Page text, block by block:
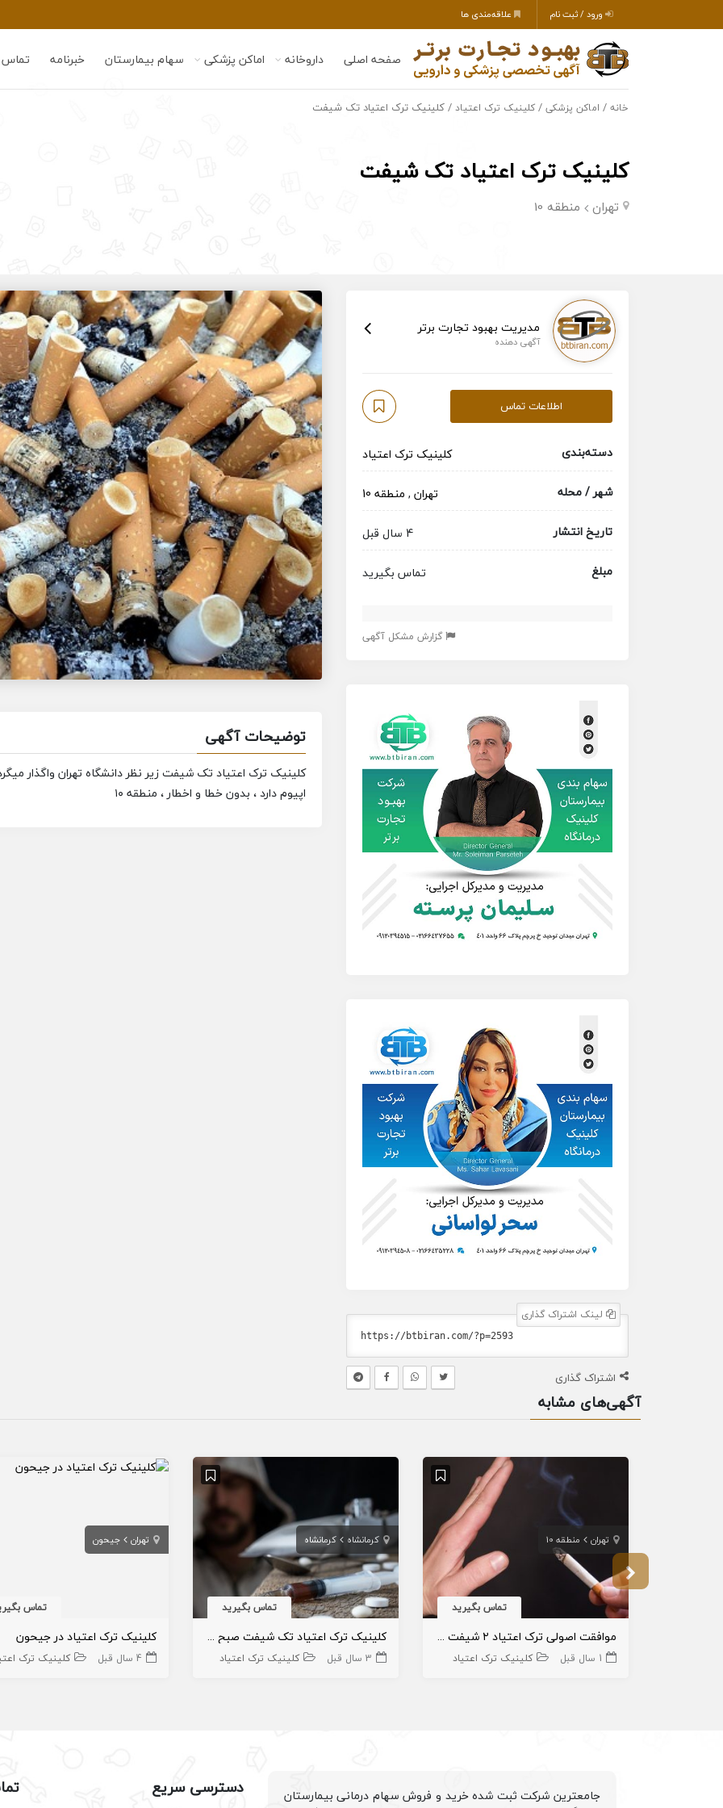
ورود / ثبت نام علاقه‌مندی ها
صفحه اصلی داروخانه اماکن پزشکی سهام بیمارستان خبرنامه تماس
خانه / اماکن پزشکی / کلینیک ترک اعتیاد / کلینیک ترک اعتیاد تک شیفت
کلینیک ترک اعتیاد تک شیفت
تهران منطقه 10
مدیریت بهبود تجارت برتر
آگهی دهنده
اطلاعات تماس
دسته‌بندی
کلینیک ترک اعتیاد
شهر / محله
تهران , منطقه 10
تاریخ انتشار
4 سال قبل
مبلغ
تماس بگیرید
گزارش مشکل آگهی
لینک اشتراک گذاری
اشتراک گذاری
توضیحات آگهی
کلینیک ترک اعتیاد تک شیفت زیر نظر دانشگاه تهران واگذار
اپیوم دارد ، بدون خطا و اخطار ، منطقه ۱۰
آگهی‌های مشابه
تهران منطقه 10
تماس بگیرید
موافقت اصولی ترک اعتیاد ۲ شیفت منطقه 10
1 سال قبل کلینیک ترک اعتیاد
کرمانشاه کرمانشاه
تماس بگیرید
کلینیک ترک اعتیاد تک شیفت صبح در کرمانشاه
3 سال قبل کلینیک ترک اعتیاد
تهران جیحون
تماس
کلینیک ترک اعتیاد در جیحون
4 سال قبل کلینیک ترک
جامعترین شرکت ثبت شده خرید و فروش سهام درمانی بیمارستان
دسترسی سریع